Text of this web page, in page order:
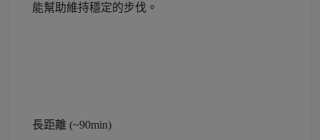
能幫助維持穩定的步伐。
長距離 (~90min)